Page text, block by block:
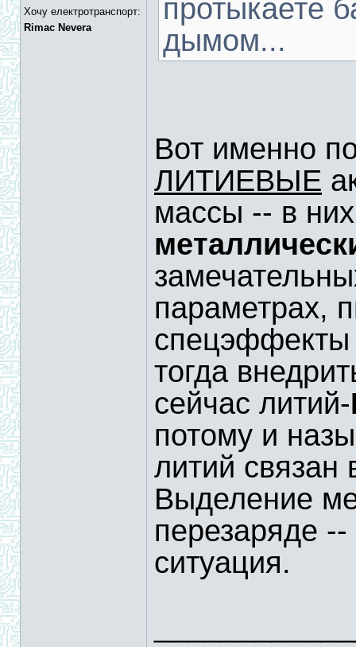
Хочу електротранспорт:
Rimac Nevera
протыкаете
дымом...
Вот именно
ЛИТИЕВЫЕ
массы -- в
параметрах,
тогда
сейчас литий-
потому и
литий связан
Выделение
перезаряде
ситуация.